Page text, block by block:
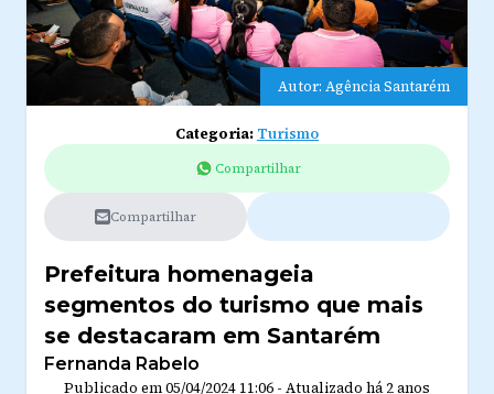
Autor: Agência Santarém
Categoria: Turismo
Compartilhar
Compartilhar
Prefeitura homenageia
segmentos do turismo que mais
se destacaram em Santarém
Fernanda Rabelo
Publicado em05/04/2024 11:06 - Atualizado há 2 anos